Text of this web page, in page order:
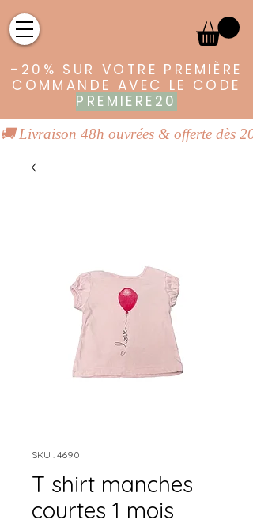
-20% SUR VOTRE PREMIÈRE
COMMANDE AVEC LE CODE
PREMIERE20
🚚 Livraison 48h ouvrées & offerte dès
SKU : 4690
T shirt manches
courtes 1 mois